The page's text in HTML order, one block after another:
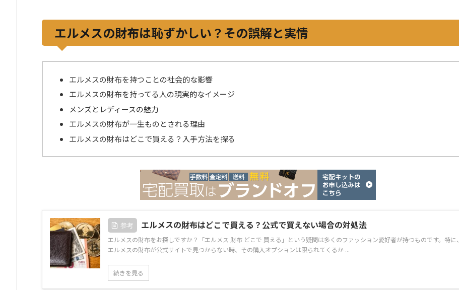
エルメスの財布は恥ずかしい？その誤解と実情
エルメスの財布を持つことの社会的な影響
エルメスの財布を持ってる人の現実的なイメージ
メンズとレディースの魅力
エルメスの財布が一生ものとされる理由
エルメスの財布はどこで買える？入手方法を探る
参考 エルメスの財布はどこで買える？公式で買えない場合の対処法
エルメスの財布をお探しですか？「エルメス 財布 どこで 買える」という疑問は多くのファッション愛好者が持つものです。特に、
エルメスの財布が公式サイトで見つからない時、その購入オプションは限られてくるか ...
続きを見る